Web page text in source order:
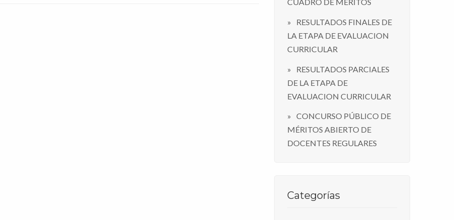
RESULTADOS FINALES DE
LA ETAPA DE EVALUACION
CURRICULAR
RESULTADOS PARCIALES
DE LA ETAPA DE
EVALUACION CURRICULAR
CONCURSO PÚBLICO DE
MÉRITOS ABIERTO DE
DOCENTES REGULARES
Categorías